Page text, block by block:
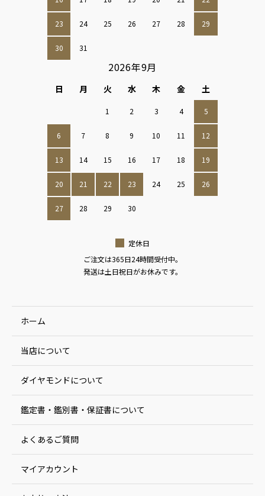
23 24 25 26 27 28 29
30 31
2026年9月
日 月 火 水 木 金 土
1 2 3 4 5
6 7 8 9 10 11 12
13 14 15 16 17 18 19
20 21 22 23 24 25 26
27 28 29 30
定休日
ご注文は365日24時間受付中。
発送は土日祝日がお休みです。
ホーム
当店について
ダイヤモンドについて
鑑定書・鑑別書・保証書について
よくあるご質問
マイアカウント